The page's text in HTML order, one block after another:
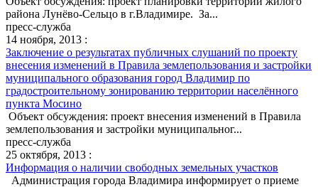
района Лунёво-Сельцо в г.Владимире. За...
пресс-служба
14 ноября, 2013 :
Заключение о результатах публичных слушаний по проекту
внесения изменений в Правила землепользования и застройки
муниципального образования город Владимир по
градостроительному зонированию территории населённого
пункта Мосино
Объект обсуждения: проект внесения изменений в Правила
землепользования и застройки муниципальног...
пресс-служба
25 октября, 2013 :
Информация о наличии свободных земельных участков
Администрация города Владимира информирует о приеме